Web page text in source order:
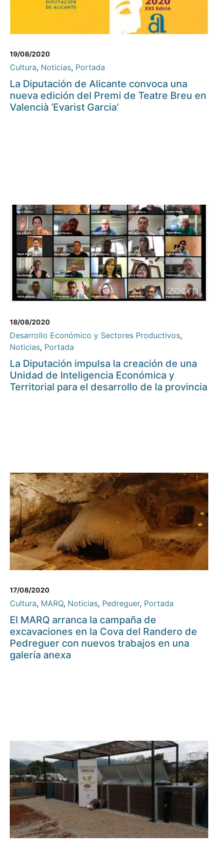
19/08/2020
Cultura, Noticias, Portada
La Diputación de Alicante convoca una
nueva edición del Premi de Teatre Breu en
Valencià ‘Evarist Garcia’
18/08/2020
Desarrollo Económico y Sectores Productivos,
Noticias, Portada
La Diputación impulsa la creación de una
Unidad de Inteligencia Económica y
Territorial para el desarrollo de la provincia
17/08/2020
Cultura, MARQ, Noticias, Pedreguer, Portada
El MARQ arranca la campaña de
excavaciones en la Cova del Randero de
Pedreguer con nuevos trabajos en una
galería anexa